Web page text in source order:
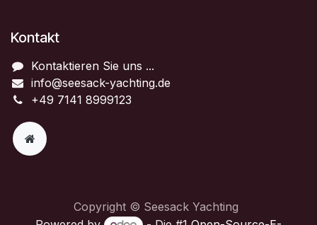
Kontakt
Kontaktieren Sie uns ...
info@seesack-yachting.de
+49 7141 8999123
Copyright © Seesack Yachting